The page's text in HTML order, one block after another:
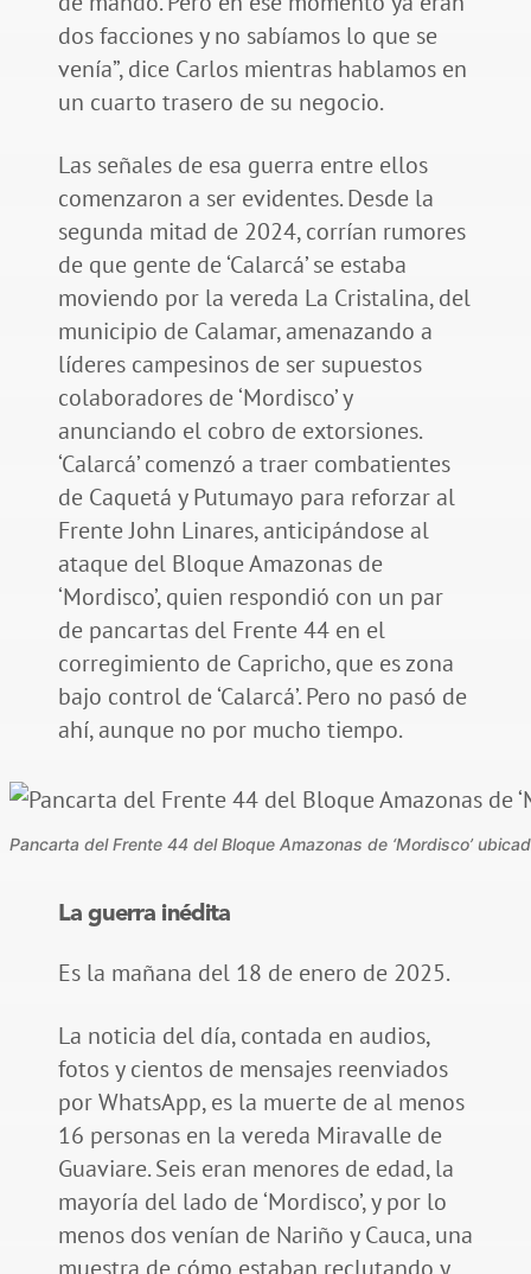
dos facciones y no sabíamos lo que se
venía”, dice Carlos mientras hablamos en
un cuarto trasero de su negocio.
Las señales de esa guerra entre ellos
comenzaron a ser evidentes. Desde la
segunda mitad de 2024, corrían rumores
de que gente de ‘Calarcá’ se estaba
moviendo por la vereda La Cristalina, del
municipio de Calamar, amenazando a
líderes campesinos de ser supuestos
colaboradores de ‘Mordisco’ y
anunciando el cobro de extorsiones.
‘Calarcá’ comenzó a traer combatientes
de Caquetá y Putumayo para reforzar al
Frente John Linares, anticipándose al
ataque del Bloque Amazonas de
‘Mordisco’, quien respondió con un par
de pancartas del Frente 44 en el
corregimiento de Capricho, que es zona
bajo control de ‘Calarcá’. Pero no pasó de
ahí, aunque no por mucho tiempo.
Pancarta del Frente 44 del Bloque Amazonas de ‘Mordisco’
La guerra inédita
Es la mañana del 18 de enero de 2025.
La noticia del día, contada en audios,
fotos y cientos de mensajes reenviados
por WhatsApp, es la muerte de al menos
16 personas en la vereda Miravalle de
Guaviare. Seis eran menores de edad, la
mayoría del lado de ‘Mordisco’, y por lo
menos dos venían de Nariño y Cauca, una
muestra de cómo estaban reclutando y